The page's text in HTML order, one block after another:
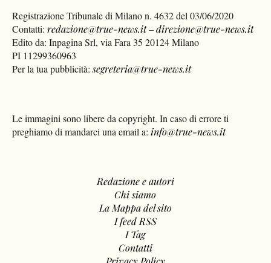
Registrazione Tribunale di Milano n. 4632 del 03/06/2020
Contatti:redazione@true-news.it–direzione@true-news.it
Edito da: Inpagina Srl, via Fara 35 20124 Milano
PI 11299360963
Per la tua pubblicità:segreteria@true-news.it
Le immagini sono libere da copyright. In caso di errore ti
preghiamo di mandarci una email a: info@true-news.it
Redazione e autori
Chi siamo
La Mappa del sito
I feed RSS
I Tag
Contatti